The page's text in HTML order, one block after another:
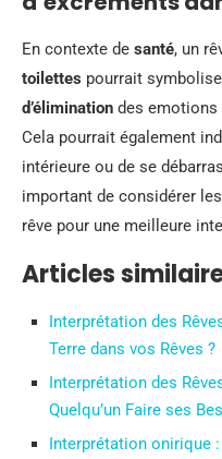
En contexte de santé, un
toilettes pourrait
d’élimination des emotions
Cela pourrait également
intérieure ou de se
important de considérer
rêve pour une meilleure
Articles
Interprétation des
Terre dans vos Rêves ?
Interprétation des
Quelqu’un Faire ses
Interprétation onirique